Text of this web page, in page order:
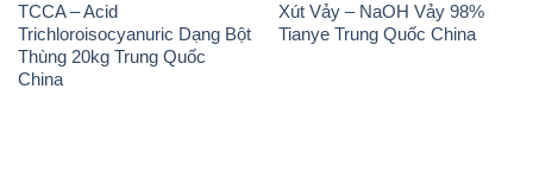
TCCA – Acid
Trichloroisocyanuric Dạng Bột
Thùng 20kg Trung Quốc
China
Xút Vảy – NaOH Vảy 98%
Tianye Trung Quốc China